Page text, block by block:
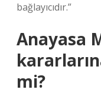
bağlayıcıdır.”
Anayasa
mi?